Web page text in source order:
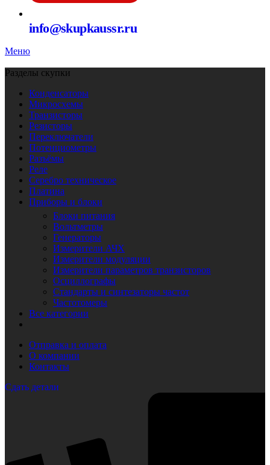
info@skupkaussr.ru
Меню
Разделы скупки
Конденсаторы
Микросхемы
Транзисторы
Резисторы
Переключатели
Потенциометры
Разъёмы
Реле
Серебро техническое
Платина
Приборы и блоки
Блоки питания
Вольтметры
Генераторы
Измерители АЧХ
Измерители модуляции
Измерители параметров транзисторов
Осциллографы
Стандарты и синтезаторы частот
Частотомеры
Все категории
Отправка и оплата
О компании
Контакты
Сдать детали